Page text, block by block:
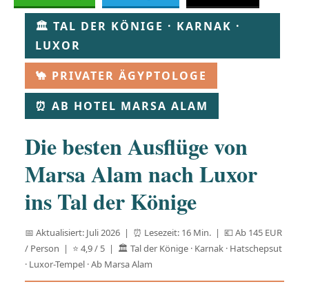
🏛 TAL DER KÖNIGE · KARNAK ·
LUXOR
🐪 PRIVATER ÄGYPTOLOGE
⏰️ AB HOTEL MARSA ALAM
Die besten Ausflüge von
Marsa Alam nach Luxor
ins Tal der Könige
📅 Aktualisiert: Juli 2026 | ⏰️ Lesezeit: 16 Min. | 💶 Ab 145 EUR
/ Person | ⭐ 4,9 / 5 | 🏛 Tal der Könige · Karnak · Hatschepsut
· Luxor-Tempel · Ab Marsa Alam